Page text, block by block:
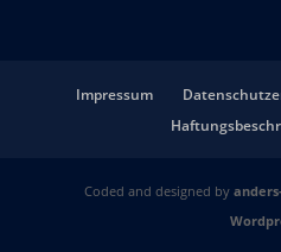
Impressum
Coded and designed by